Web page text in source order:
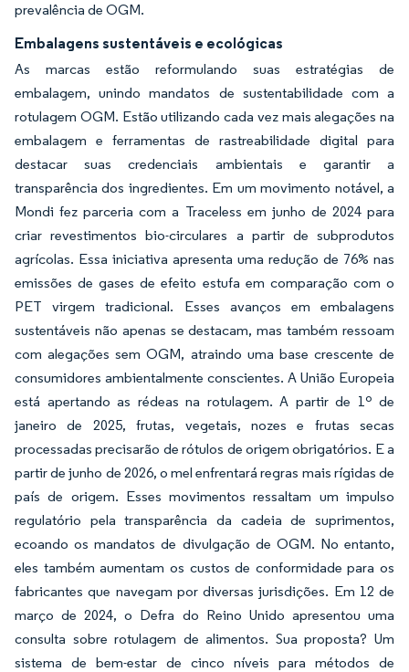
prevalência de OGM.
Embalagens sustentáveis e ecológicas
As marcas estão reformulando suas estratégias de
embalagem, unindo mandatos de sustentabilidade com a
rotulagem OGM. Estão utilizando cada vez mais alegações na
embalagem e ferramentas de rastreabilidade digital para
destacar suas credenciais ambientais e garantir a
transparência dos ingredientes. Em um movimento notável, a
Mondi fez parceria com a Traceless em junho de 2024 para
criar revestimentos bio-circulares a partir de subprodutos
agrícolas. Essa iniciativa apresenta uma redução de 76% nas
emissões de gases de efeito estufa em comparação com o
PET virgem tradicional. Esses avanços em embalagens
sustentáveis não apenas se destacam, mas também ressoam
com alegações sem OGM, atraindo uma base crescente de
consumidores ambientalmente conscientes. A União Europeia
está apertando as rédeas na rotulagem. A partir de 1º de
janeiro de 2025, frutas, vegetais, nozes e frutas secas
processadas precisarão de rótulos de origem obrigatórios. E a
partir de junho de 2026, o mel enfrentará regras mais rígidas de
país de origem. Esses movimentos ressaltam um impulso
regulatório pela transparência da cadeia de suprimentos,
ecoando os mandatos de divulgação de OGM. No entanto,
eles também aumentam os custos de conformidade para os
fabricantes que navegam por diversas jurisdições. Em 12 de
março de 2024, o Defra do Reino Unido apresentou uma
consulta sobre rotulagem de alimentos. Sua proposta? Um
sistema de bem-estar de cinco níveis para métodos de